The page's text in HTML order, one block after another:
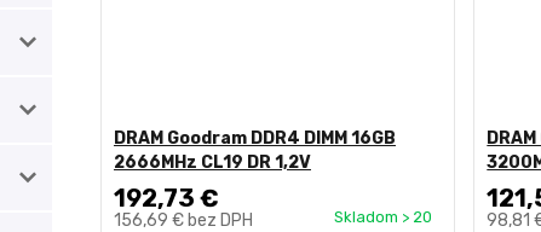
DRAM Goodram DDR4 DIMM 16GB
2666MHz CL19 DR 1,2V
192,73 €
156,69 € bez DPH Skladom > 20 98,81